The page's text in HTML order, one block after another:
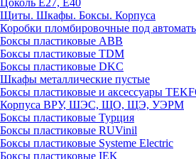
Цоколь Е27, E40
Щиты. Шкафы. Боксы. Корпуса
Коробки пломбировочные под
Боксы пластиковые ABB
Боксы пластиковые TDM
Боксы пластиковые DKC
Шкафы металлические пустые
Боксы пластиковые и аксессуары
Корпуса ВРУ, ШЭС, ЩО, ЩЭ, УЭРМ
Боксы пластиковые Турция
Боксы пластиковые RUVinil
Боксы пластиковые Systeme Electric
Боксы пластиковые IEK